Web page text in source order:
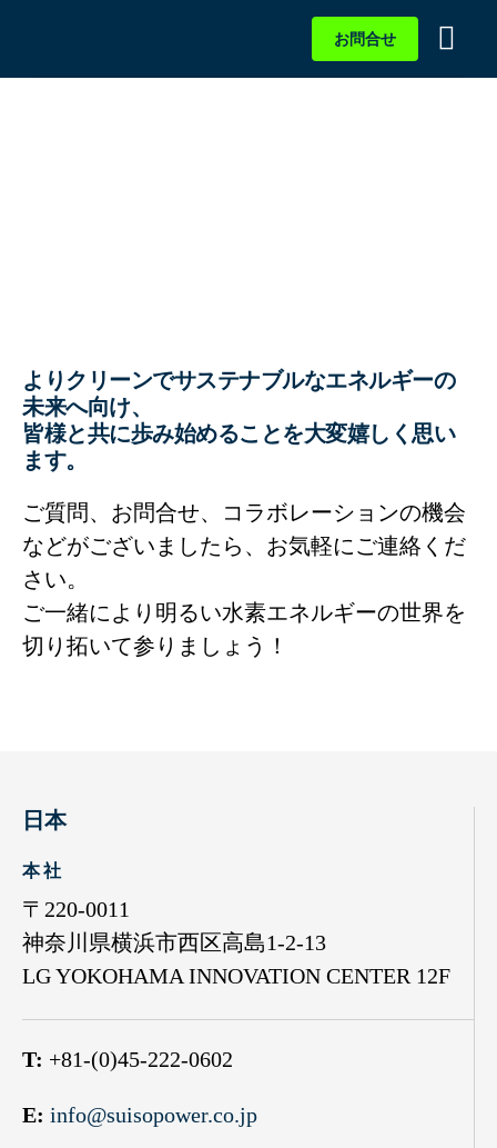
お問合せ
よりクリーンでサステナブルなエネルギーの
未来へ向け、
皆様と共に歩み始めることを大変嬉しく思い
ます。
ご質問、お問合せ、コラボレーションの機会
などがございましたら、お気軽にご連絡くだ
さい。
ご一緒により明るい水素エネルギーの世界を
切り拓いて参りましょう！
日本
本 社
〒220-0011
神奈川県横浜市西区高島1-2-13
LG YOKOHAMA INNOVATION CENTER 12F
T: +81-(0)45-222-0602
E: info@suisopower.co.jp